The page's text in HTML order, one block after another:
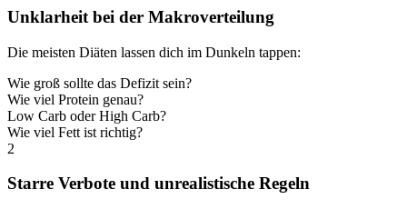
Unklarheit bei der Makroverteilung
Die meisten Diäten lassen dich im Dunkeln tappen:
Wie groß sollte das Defizit sein?
Wie viel Protein genau?
Low Carb oder High Carb?
Wie viel Fett ist richtig?
2
Starre Verbote und unrealistische Regeln